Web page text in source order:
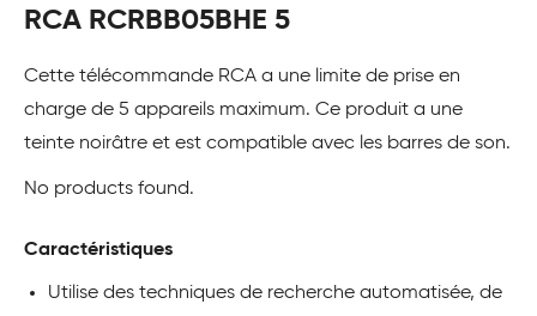
RCA RCRBB05BHE 5
Cette télécommande RCA a une limite de prise en
charge de 5 appareils maximum. Ce produit a une
teinte noirâtre et est compatible avec les barres de son.
No products found.
Caractéristiques
Utilise des techniques de recherche automatisée, de